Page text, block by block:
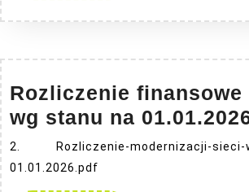
Rozliczenie
wg stanu na
2. Rozliczenie-modernizacji-sieci-
01.01.2026.pdf